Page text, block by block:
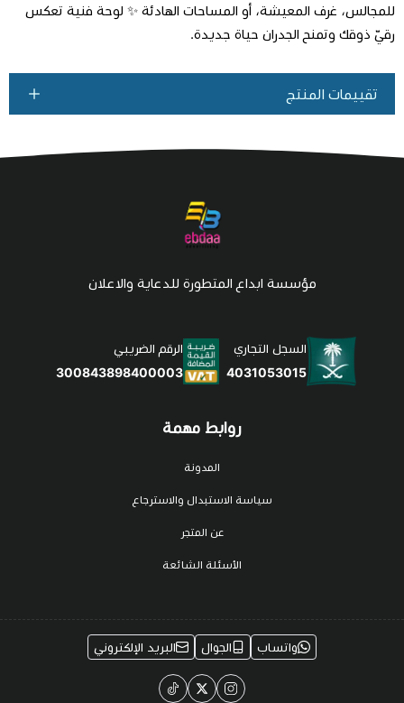
للمجالس، غرف المعيشة، أو المساحات الهادئة ✨ لوحة فنية تعكس
رقيّ ذوقك وتمنح الجدران حياة جديدة.
تقييمات المنتج
روابط مهمة
المدونة
سياسة الاستبدال والاسترجاع
عن المتجر
الأسئلة الشائعة
مؤسسة ابداع المتطورة للدعاية والاعلان
السجل التجاري
4031053015
الرقم الضريبي
300843898400003
واتساب الجوال البريد الإلكتروني